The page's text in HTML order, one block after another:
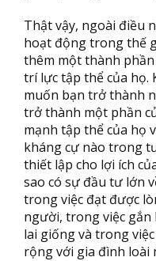
Thật vậy, ngoài điều
hoạt động trong thế
thêm một thành
trí lực tập thể của họ.
muốn bạn trở thành
trở thành một phần
mạnh tập thể của họ
kháng cự nào trong
thiết lập cho lợi ích
sao có sự đầu tư lớn
trong việc đạt được
người, trong việc
lai giống và trong
rộng với gia đình loài